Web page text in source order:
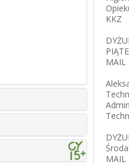
KKZ
MAIL
MAIL